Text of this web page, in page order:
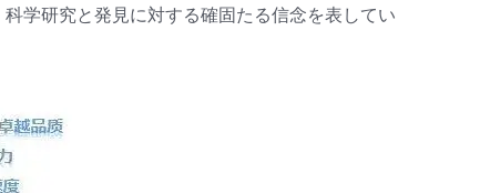
学研究と発見に対する確固たる信念を表してい